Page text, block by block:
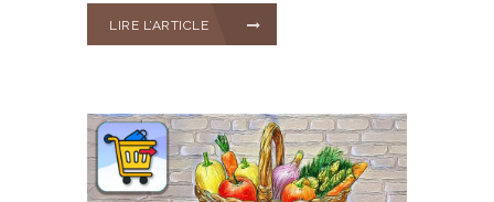
LIRE L’ARTICLE